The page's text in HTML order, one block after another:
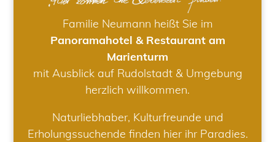
Familie Neumann heißt Sie im
Panoramahotel & Restaurant am
Marienturm
mit Ausblick auf Rudolstadt & Umgebung
herzlich willkommen.
Naturliebhaber, Kulturfreunde und
Erholungssuchende finden hier ihr Paradies.